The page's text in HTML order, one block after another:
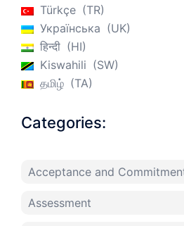
Türkçe
TR
Українська
UK
हिन्दी
HI
Kiswahili
SW
தமிழ்
TA
Categories:
Acceptance and
Assessment